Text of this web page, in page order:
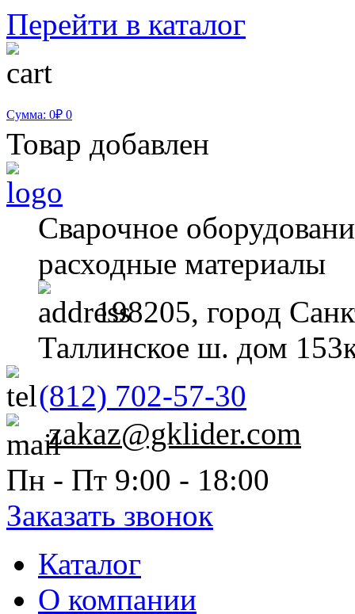
Перейти в каталог
Сумма: 0₽ 0
Товар добавлен
Сварочное
расходные материалы
198205, город
Таллинское ш. дом
(812) 702-57-30
zakaz@gklider.com
Пн - Пт 9:00 - 18:00
Заказать звонок
Каталог
О компании